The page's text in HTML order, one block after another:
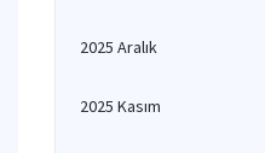
2025 Aralık
2025 Kasım